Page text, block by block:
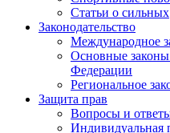
Статьи о сильных
Законодательство
Международное
Основные
Федерации
Региональное
Защита прав
Вопросы и
Индивидуальная